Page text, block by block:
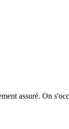
assuré. On